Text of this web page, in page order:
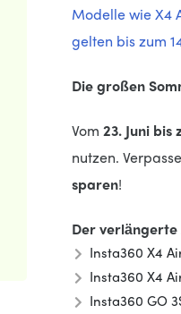
Modelle wie X4
gelten bis zum
Die großen
Vom 23. Juni bis
nutzen.
sparen!
Der verlängerte
Insta360 X4
Insta360 X4
Insta360 GO